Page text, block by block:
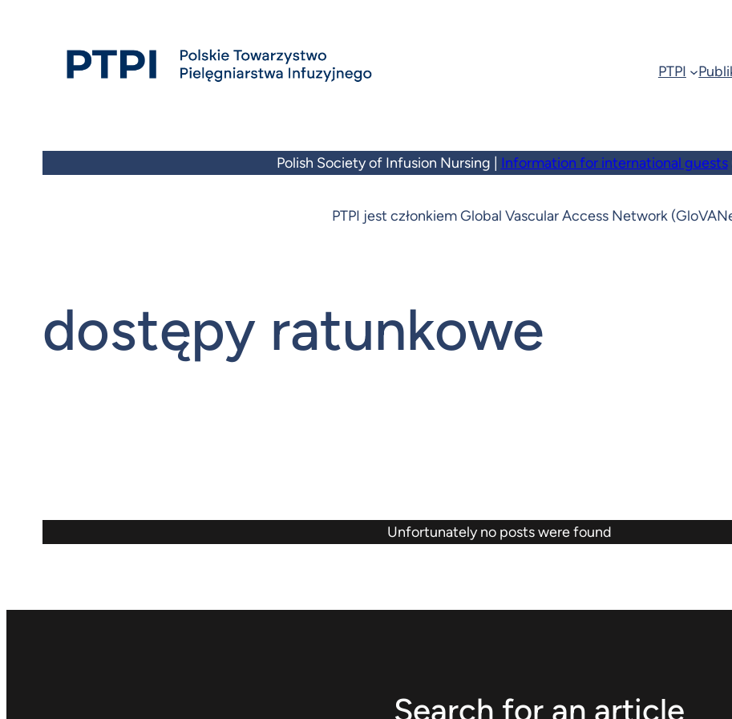
PTPI
Polish Society of Infusion Nursing | Information for international guests
PTPI jest członkiem Global Vascular Access Network
dostępy ratunkowe
Unfortunately no posts were found
Search for an article